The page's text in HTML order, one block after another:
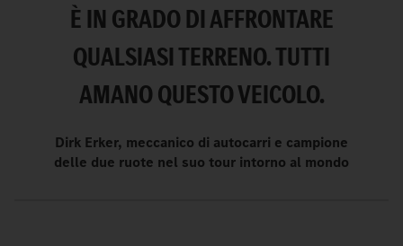
È IN GRADO DI AFFRONTARE
QUALSIASI TERRENO. TUTTI
AMANO QUESTO VEICOLO.
Dirk Erker, meccanico di autocarri e campione
delle due ruote nel suo tour intorno al mondo